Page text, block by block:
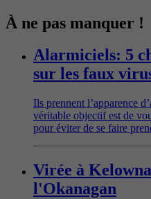
À ne pas manquer !
Alarmiciels: 5
sur les faux
Ils prennent l’apparence
véritable objectif est de
pour éviter de se faire
Virée à
l'Okanagan